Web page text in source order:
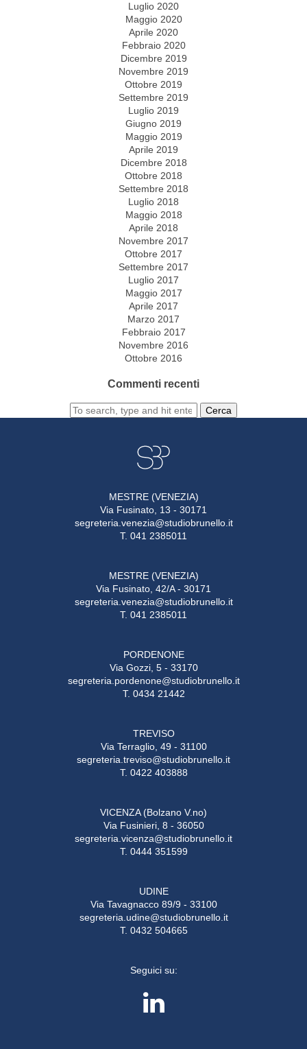
Luglio 2020
Maggio 2020
Aprile 2020
Febbraio 2020
Dicembre 2019
Novembre 2019
Ottobre 2019
Settembre 2019
Luglio 2019
Giugno 2019
Maggio 2019
Aprile 2019
Dicembre 2018
Ottobre 2018
Settembre 2018
Luglio 2018
Maggio 2018
Aprile 2018
Novembre 2017
Ottobre 2017
Settembre 2017
Luglio 2017
Maggio 2017
Aprile 2017
Marzo 2017
Febbraio 2017
Novembre 2016
Ottobre 2016
Commenti recenti
Cerca
MESTRE (VENEZIA)
Via Fusinato, 13 - 30171
segreteria.venezia@studiobrunello.it
T. 041 2385011
MESTRE (VENEZIA)
Via Fusinato, 42/A - 30171
segreteria.venezia@studiobrunello.it
T. 041 2385011
PORDENONE
Via Gozzi, 5 - 33170
segreteria.pordenone@studiobrunello.it
T. 0434 21442
TREVISO
Via Terraglio, 49 - 31100
segreteria.treviso@studiobrunello.it
T. 0422 403888
VICENZA (Bolzano V.no)
Via Fusinieri, 8 - 36050
segreteria.vicenza@studiobrunello.it
T. 0444 351599
UDINE
Via Tavagnacco 89/9 - 33100
segreteria.udine@studiobrunello.it
T. 0432 504665
Seguici su: